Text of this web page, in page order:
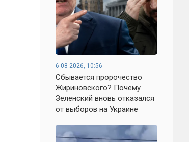
6-08-2026, 10:56
Сбывается пророчество
Жириновского? Почему
Зеленский вновь отказался
от выборов на Украине